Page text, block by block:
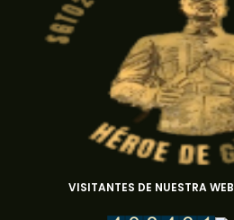
VISITANTES DE NUESTRA WEB